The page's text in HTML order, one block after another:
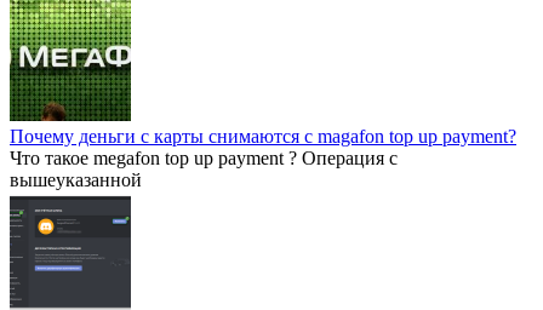
Почему деньги с карты снимаются с magafon top up payment?
Что такое megafon top up payment ? Операция с
вышеуказанной